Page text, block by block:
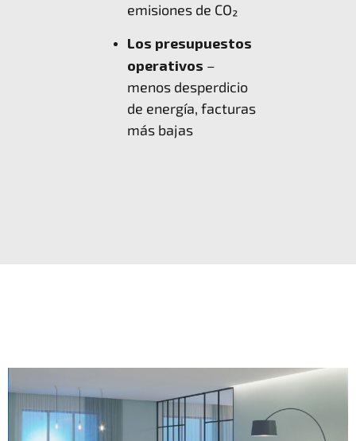
emisiones de CO₂
Los presupuestos
operativos –
menos desperdicio
de energía, facturas
más bajas